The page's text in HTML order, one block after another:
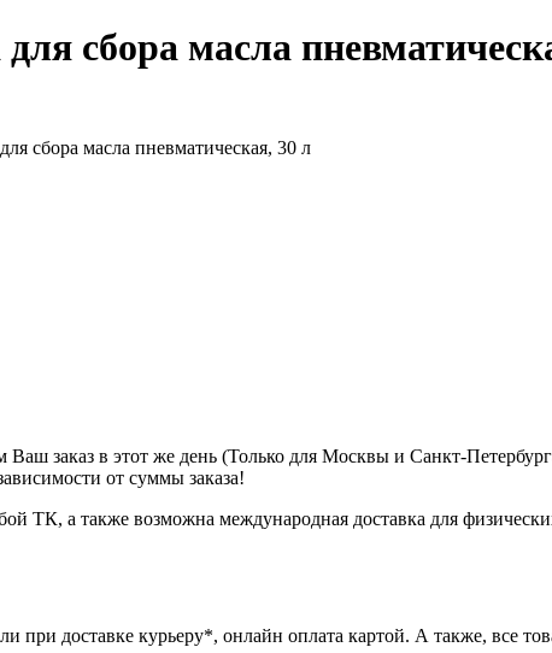
сбора масла
заказ в этот же день (Только для Москвы и Санкт-
от суммы заказа!
ТК, а также возможна международная доставка для
при доставке курьеру*, онлайн оплата картой. А также, все